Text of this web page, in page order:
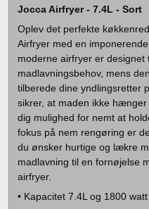
Jocca Airfryer - 7.4L - Sort
Oplev det perfekte
Airfryer med en
moderne airfryer er
madlavningsbehov, mens
tilberede dine yndlingsretter
sikrer, at maden ikke
dig mulighed for nemt at
fokus på nem rengøring er
du ønsker hurtige og lækre
madlavning til en fornøjelse
airfryer.
• Kapacitet 7.4L og 1800 watt